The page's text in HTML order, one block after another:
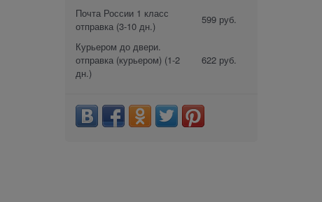
Почта России 1 класс
отправка (3-10 дн.)
599 руб.
Курьером до двери.
отправка (курьером) (1-2
дн.)
622 руб.